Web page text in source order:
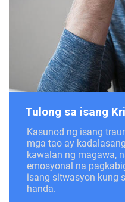
Tulong sa isang
Kasunod ng isang
mga tao ay
kawalan ng magawa,
emosyonal na
isang sitwasyon kung
handa.